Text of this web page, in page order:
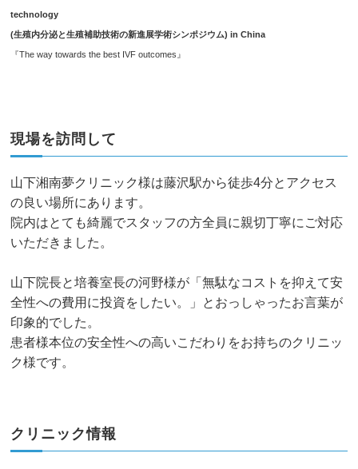
technology
(生殖内分泌と生殖補助技術の新進展学術シンポジウム) in China
『The way towards the best IVF outcomes』
現場を訪問して
山下湘南夢クリニック様は藤沢駅から徒歩4分とアクセス
の良い場所にあります。
院内はとても綺麗でスタッフの方全員に親切丁寧にご対応
いただきました。
山下院長と培養室長の河野様が「無駄なコストを抑えて安
全性への費用に投資をしたい。」とおっしゃったお言葉が
印象的でした。
患者様本位の安全性への高いこだわりをお持ちのクリニッ
ク様です。
クリニック情報